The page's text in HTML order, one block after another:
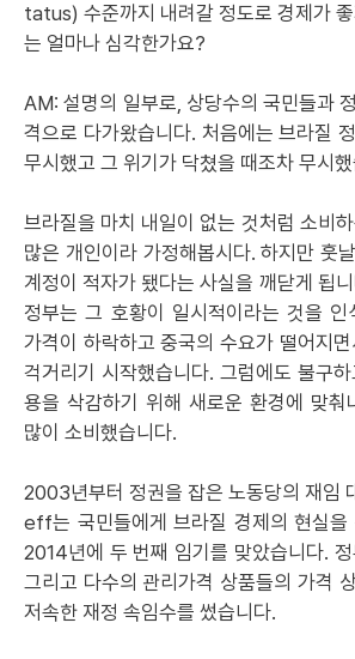
tatus) 수준까지 내려갈 정도로 경제가 좋
는 얼마나 심각한가요?
AM: 설명의 일부로, 상당수의 국민들과
격으로 다가왔습니다. 처음에는 브라질
무시했고 그 위기가 닥쳤을 때조차 무시
브라질을 마치 내일이 없는 것처럼 소비
많은 개인이라 가정해봅시다. 하지만 훗
계정이 적자가 됐다는 사실을 깨닫게 됩
정부는 그 호황이 일시적이라는 것을 인
가격이 하락하고 중국의 수요가 떨어지
걱거리기 시작했습니다. 그럼에도 불구하
용을 삭감하기 위해 새로운 환경에 맞춰
많이 소비했습니다.
2003년부터 정권을 잡은 노동당의 재임
eff는 국민들에게 브라질 경제의 현실을
2014년에 두 번째 임기를 맞았습니다.
그리고 다수의 관리가격 상품들의 가격
저속한 재정 속임수를 썼습니다.